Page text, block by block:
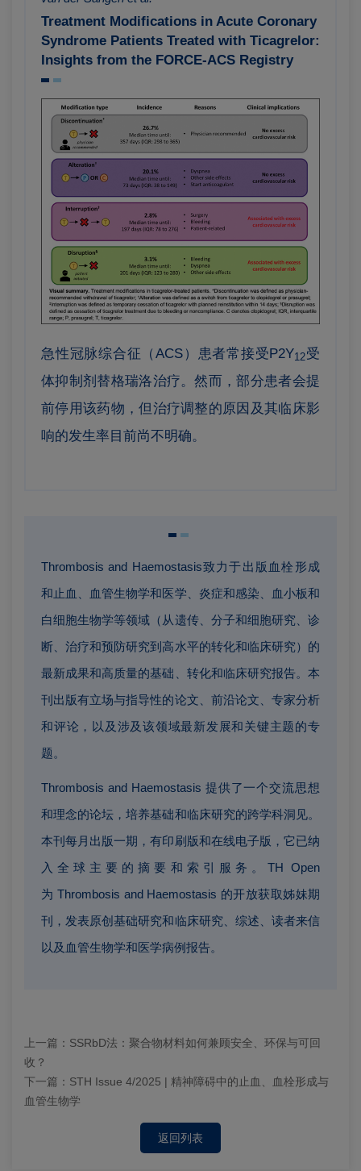
Treatment Modifications in Acute Coronary
Syndrome Patients Treated with Ticagrelor:
Insights from the FORCE-ACS Registry
急性冠脉综合征（ACS）患者常接受P2Y12受
体抑制剂替格瑞洛治疗。然而，部分患者会提
前停用该药物，但治疗调整的原因及其临床影
响的发生率目前尚不明确。
Thrombosis and Haemostasis致力于出版血栓形成
和止血、血管生物学和医学、炎症和感染、血小板和
白细胞生物学等领域（从遗传、分子和细胞研究、诊
断、治疗和预防研究到高水平的转化和临床研究）的
最新成果和高质量的基础、转化和临床研究报告。本
刊出版有立场与指导性的论文、前沿论文、专家分析
和评论，以及涉及该领域最新发展和关键主题的专
题。
Thrombosis and Haemostasis 提供了一个交流思想
和理念的论坛，培养基础和临床研究的跨学科洞见。
本刊每月出版一期，有印刷版和在线电子版，它已纳
入全球主要的摘要和索引服务。TH Open
为 Thrombosis and Haemostasis 的开放获取姊妹期
刊，发表原创基础研究和临床研究、综述、读者来信
以及血管生物学和医学病例报告。
上一篇： SSRbD法：聚合物材料如何兼顾安全、环保与可回
收？
下一篇： STH Issue 4/2025 | 精神障碍中的止血、血栓形成与
血管生物学
返回列表